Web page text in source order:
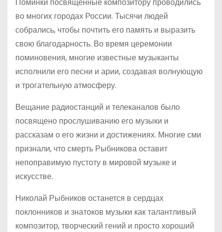
во многих городах России. Тысячи людей
собрались, чтобы почтить его память и выразить
свою благодарность. Во время церемонии
поминовения, многие известные музыканты
исполнили его песни и арии, создавая волнующую
и трогательную атмосферу.
Вещание радиостанций и телеканалов было
посвящено прослушиванию его музыки и
рассказам о его жизни и достижениях. Многие сми
признали, что смерть Рыбникова оставит
непоправимую пустоту в мировой музыке и
искусстве.
Николай Рыбников останется в сердцах
поклонников и знатоков музыки как талантливый
композитор, творческий гений и просто хороший